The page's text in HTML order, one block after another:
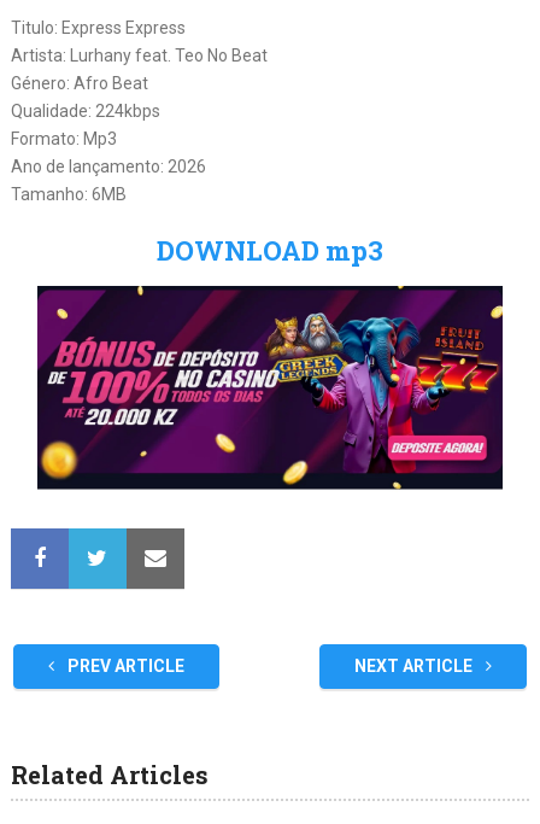
Titulo: Express Express
Artista: Lurhany feat. Teo No Beat
Género: Afro Beat
Qualidade: 224kbps
Formato: Mp3
Ano de lançamento: 2026
Tamanho: 6MB
DOWNLOAD mp3
PREV ARTICLE NEXT ARTICLE
Related Articles